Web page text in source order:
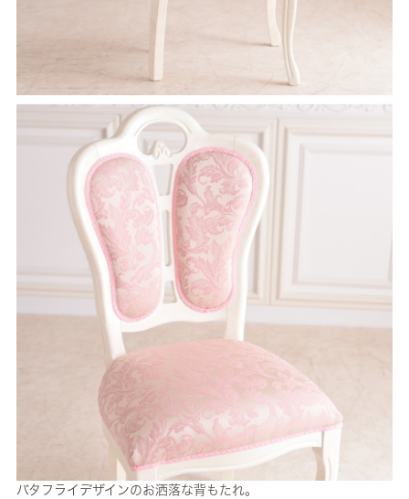
バタフライデザインのお洒落な背もたれ。